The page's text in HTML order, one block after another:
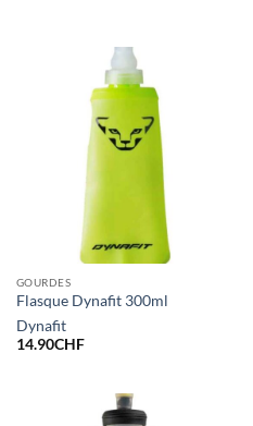
GOURDES
Flasque Dynafit 300ml
Dynafit
14.90CHF